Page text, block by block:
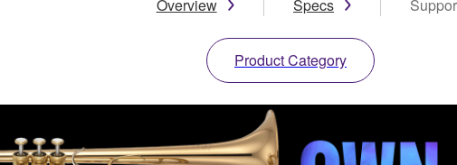
Overview Specs
Product Category